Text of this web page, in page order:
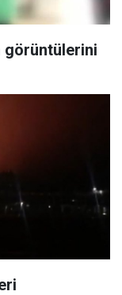
görüntülerini